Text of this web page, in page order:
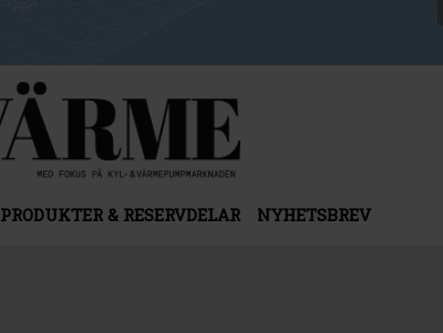
PRODUKTER & RESERVDELAR NYHETSBREV